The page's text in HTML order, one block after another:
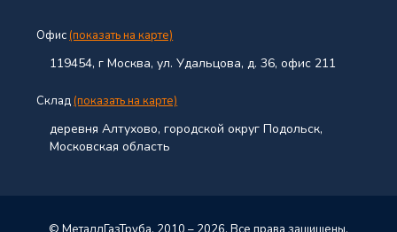
Офис(показать на карте)
119454, г Москва, ул. Удальцова, д. 36, офис 211
Склад(показать на карте)
деревня Алтухово, городской округ Подольск,
Московская область